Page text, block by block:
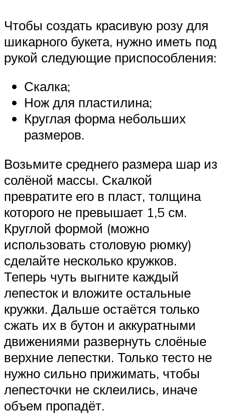
Чтобы создать красивую розу для
шикарного букета, нужно иметь под
рукой следующие приспособления:
Скалка;
Нож для пластилина;
Круглая форма небольших
размеров.
Возьмите среднего размера шар из
солёной массы. Скалкой
превратите его в пласт, толщина
которого не превышает 1,5 см.
Круглой формой (можно
использовать столовую рюмку)
сделайте несколько кружков.
Теперь чуть выгните каждый
лепесток и вложите остальные
кружки. Дальше остаётся только
сжать их в бутон и аккуратными
движениями развернуть слоёные
верхние лепестки. Только тесто не
нужно сильно прижимать, чтобы
лепесточки не склеились, иначе
объем пропадёт.